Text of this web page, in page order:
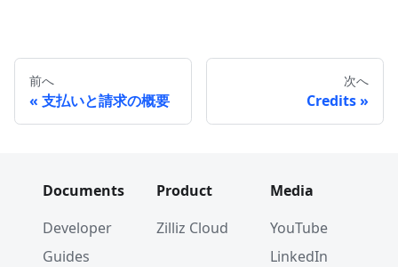
前へ
支払いと請求の概要
次へ
Credits
Documents
Developer
Guides
Product
Zilliz Cloud
Media
YouTube
LinkedIn